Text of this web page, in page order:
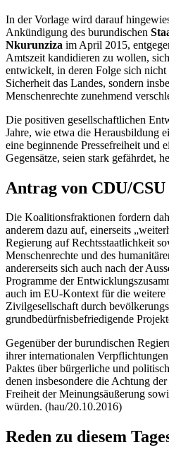
In der Vorlage wird darauf
Ankündigung des burundischen
Nkurunziza im April 2015,
Amtszeit kandidieren zu wollen,
entwickelt, in deren Folge sich
Sicherheit das Landes, sondern
Menschenrechte zunehmend
Die positiven gesellschaftlichen
Jahre, wie etwa die Herausbildung
eine beginnende Pressefreiheit und
Gegensätze, seien stark gefährdet,
Antrag von CDU/CSU
Die Koalitionsfraktionen fordern
anderem dazu auf, einerseits
Regierung auf Rechtsstaatlichkeit
Menschenrechte und des
andererseits sich auch nach der
Programme der
auch im EU-Kontext für die weitere
Zivilgesellschaft durch
grundbedürfnisbefriedigende
Gegenüber der burundischen
ihrer internationalen
Paktes über bürgerliche und
denen insbesondere die Achtung
Freiheit der Meinungsäußerung
würden. (hau/20.10.2016)
Reden zu diesem